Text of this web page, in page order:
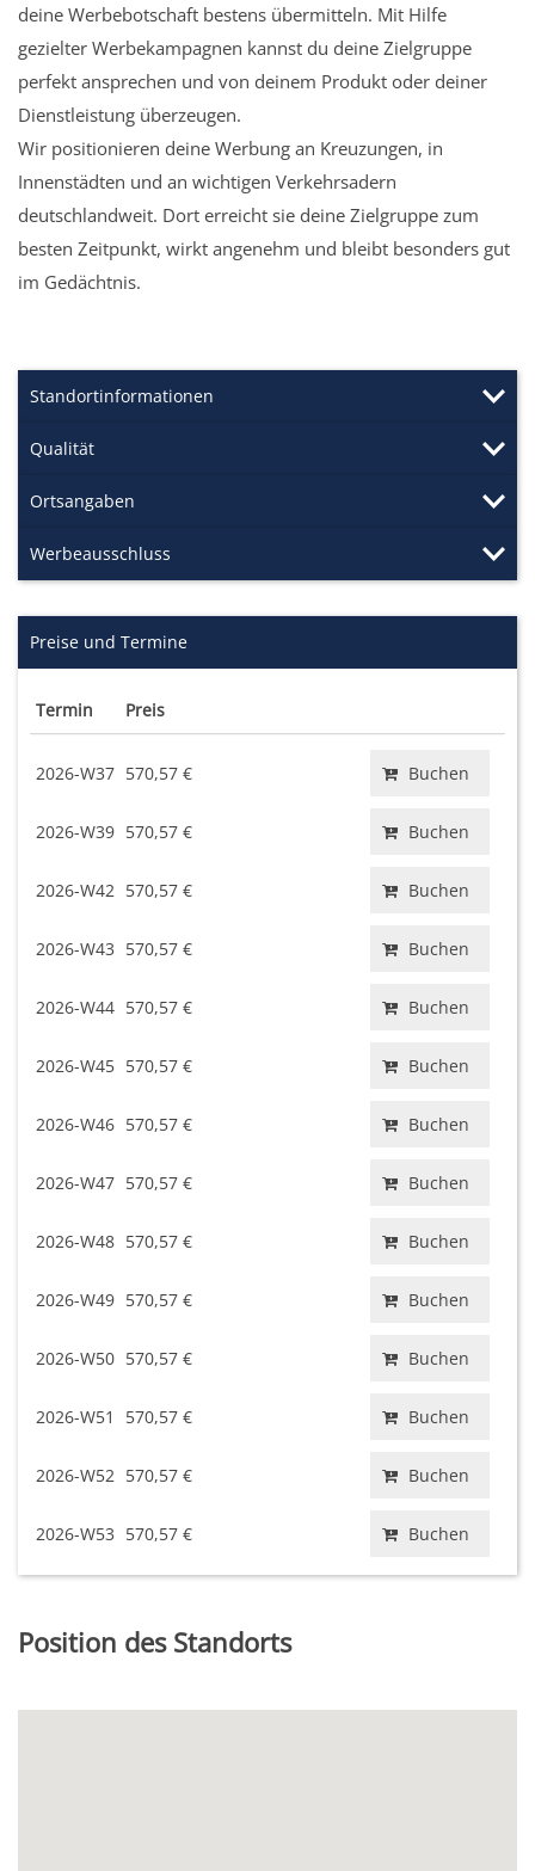
deine Werbebotschaft bestens übermitteln. Mit Hilfe
gezielter Werbekampagnen kannst du deine Zielgruppe
perfekt ansprechen und von deinem Produkt oder deiner
Dienstleistung überzeugen.
Wir positionieren deine Werbung an Kreuzungen, in
Innenstädten und an wichtigen Verkehrsadern
deutschlandweit. Dort erreicht sie deine Zielgruppe zum
besten Zeitpunkt, wirkt angenehm und bleibt besonders gut
im Gedächtnis.
Standortinformationen
Qualität
Ortsangaben
Werbeausschluss
Preise und Termine
Termin Preis
2026-W37 570,57 € Buchen
2026-W39 570,57 € Buchen
2026-W42 570,57 € Buchen
2026-W43 570,57 € Buchen
2026-W44 570,57 € Buchen
2026-W45 570,57 € Buchen
2026-W46 570,57 € Buchen
2026-W47 570,57 € Buchen
2026-W48 570,57 € Buchen
2026-W49 570,57 € Buchen
2026-W50 570,57 € Buchen
2026-W51 570,57 € Buchen
2026-W52 570,57 € Buchen
2026-W53 570,57 € Buchen
Position des Standorts